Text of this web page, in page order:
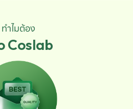
ทำไมต้อง
Coslab